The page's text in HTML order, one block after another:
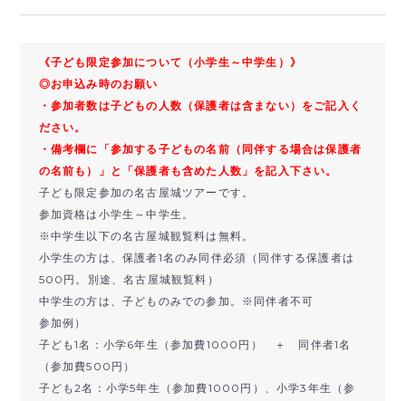
《子ども限定参加について（小学生～中学生）》
◎お申込み時のお願い
・参加者数は子どもの人数（保護者は含まない）をご記入く
ださい。
・備考欄に「参加する子どもの名前（同伴する場合は保護者
の名前も）」と「保護者も含めた人数」を記入下さい。
子ども限定参加の名古屋城ツアーです。
参加資格は小学生～中学生。
※中学生以下の名古屋城観覧料は無料。
小学生の方は、保護者1名のみ同伴必須（同伴する保護者は
500円。別途、名古屋城観覧料）
中学生の方は、子どものみでの参加。※同伴者不可
参加例）
子ども1名：小学6年生（参加費1000円） ＋ 同伴者1名
（参加費500円）
子ども2名：小学5年生（参加費1000円）、小学3年生（参